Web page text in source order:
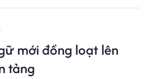
mới đồng loạt lên
tảng